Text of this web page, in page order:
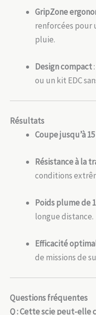
GripZone
renforcées pour
pluie.
Design compact
ou un kit EDC
Résultats
Coupe jusqu’à
Résistance à la
conditions
Poids plume de
longue distance.
Efficacité
de missions de
Questions fréquentes
Q : Cette scie peut-elle